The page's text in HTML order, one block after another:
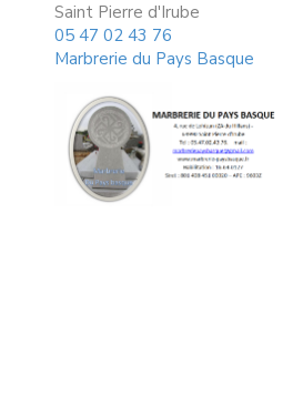
Saint Pierre d'Irube
05 47 02 43 76
Marbrerie du Pays Basque